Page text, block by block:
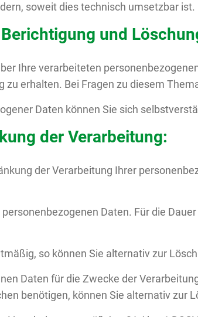
soweit dies technisch umsetzbar ist.
und
Ihre verarbeiteten
zu erhalten. Bei Fragen zu diesem
Daten können Sie sich
der Verarbeitung:
der Verarbeitung Ihrer
Daten. Für die
so können Sie alternativ zur
Daten für die Zwecke der
benötigen, können Sie alternativ zur